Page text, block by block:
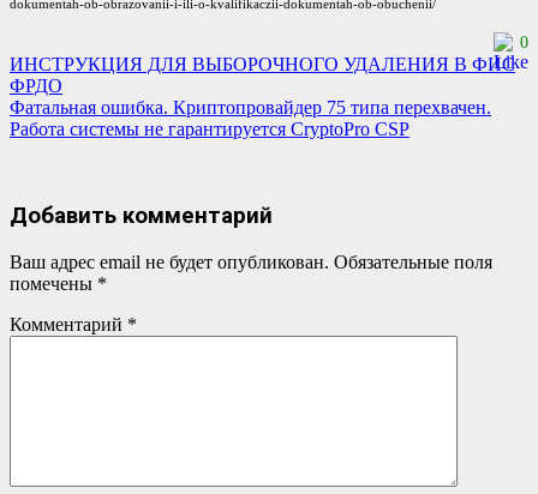
dokumentah-ob-obrazovanii-i-ili-o-kvalifikaczii-dokumentah-ob-obuchenii/
0
Навигация
по
записям
ИНСТРУКЦИЯ ДЛЯ ВЫБОРОЧНОГО УДАЛЕНИЯ В ФИС
ФРДО
Фатальная ошибка. Криптопровайдер 75 типа перехвачен.
Работа системы не гарантируется CryptoPro CSP
Добавить комментарий
Ваш адрес email не будет опубликован. Обязательные поля
помечены *
Комментарий *